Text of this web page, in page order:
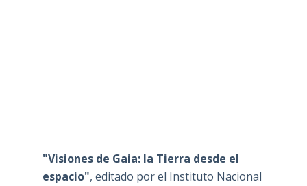
"Visiones de Gaia: la Tierra desde el
espacio", editado por el Instituto Nacional